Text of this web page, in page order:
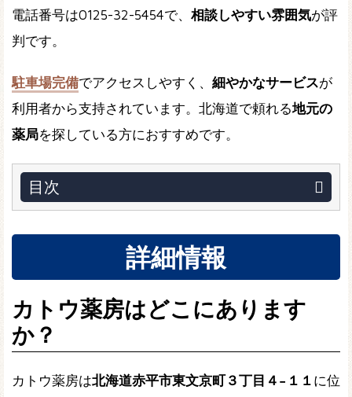
電話番号は0125-32-5454で、 相談しやすい雰囲気が評
判です。
駐車場完備でアクセスしやすく、 細やかなサービスが
利用者から支持されています。北海道で頼れる地元の
薬局を探している方におすすめです。
目次
詳細情報
カトウ薬房はどこにあります
か？
カトウ薬房は北海道赤平市東文京町３丁目４−１１ に位